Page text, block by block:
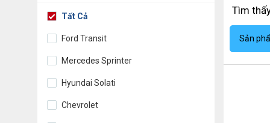
Tất Cả
Ford Transit
Mercedes Sprinter
Hyundai Solati
Chevrolet
Tìm
Sản